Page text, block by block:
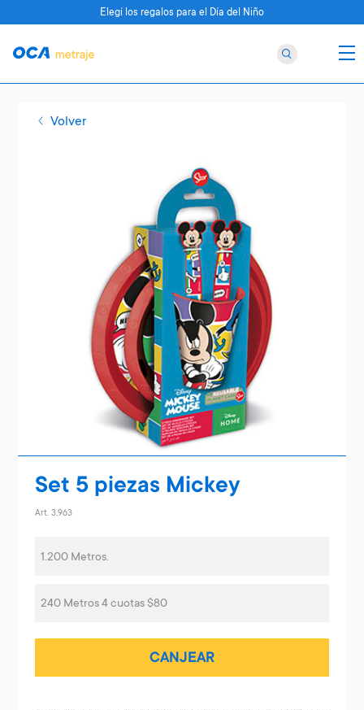
Volver
Set 5 piezas Mickey
Art. 3.963
1.200 Metros.
240 Metros 4 cuotas $80
CANJEAR
Elegí los regalos para el Día del Niño